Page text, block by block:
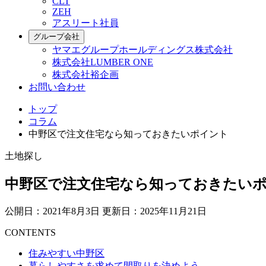
ZEH
アスリート社員
グループ会社
ヤマエグループホールディングス株式会社
株式会社LUMBER ONE
株式会社裕企画
お問い合わせ
トップ
コラム
中野区で注文住宅なら知っておきたいポイント
土地探し
中野区で注文住宅なら知っておきたい
公開日：2021年8月3日 更新日：2025年11月21日
CONTENTS
住みやすい中野区